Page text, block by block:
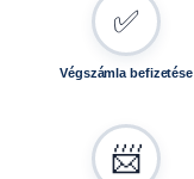
✅
Végszámla befizetése
📨